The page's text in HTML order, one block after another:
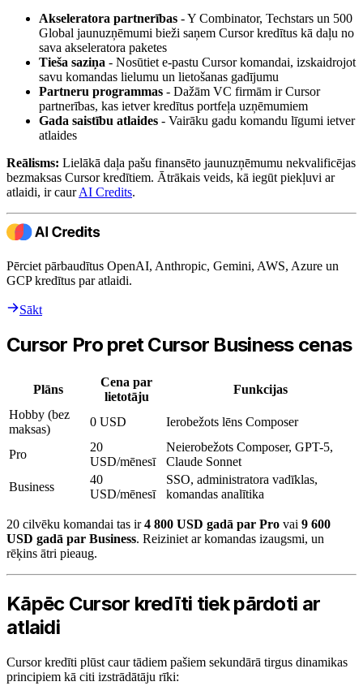
Akseleratora partnerības - Y Combinator, Techstars un 500
Global jaunuzņēmumi bieži saņem Cursor kredītus kā daļu no
sava akseleratora paketes
Tieša saziņa - Nosūtiet e-pastu Cursor komandai, izskaidrojot
savu komandas lielumu un lietošanas gadījumu
Partneru programmas - Dažām VC firmām ir Cursor
partnerības, kas ietver kredītus portfeļa uzņēmumiem
Gada saistību atlaides - Vairāku gadu komandu līgumi ietver
atlaides
Reālisms: Lielākā daļa pašu finansēto jaunuzņēmumu nekvalificējas
bezmaksas Cursor kredītiem. Ātrākais veids, kā iegūt piekļuvi ar
atlaidi, ir caurAI Credits.
Pērciet pārbaudītus OpenAI, Anthropic, Gemini, AWS, Azure un
GCP kredītus par atlaidi.
Sākt
Cursor Pro pret Cursor Business cenas
Plāns
Cena par
lietotāju
Funkcijas
Hobby (bez
maksas)
0 USD Ierobežots lēns Composer
Pro
20
USD/mēnesī
Neierobežots Composer, GPT-5,
Claude Sonnet
Business
40
USD/mēnesī
SSO, administratora vadīklas,
komandas analītika
20 cilvēku komandai tas ir4 800 USD gadā par Pro vai 9 600
USD gadā par Business. Reiziniet ar komandas izaugsmi, un
rēķins ātri pieaug.
Kāpēc Cursor kredīti tiek pārdoti ar
atlaidi
Cursor kredīti plūst caur tādiem pašiem sekundārā tirgus dinamikas
principiem kā citi izstrādātāju rīki: